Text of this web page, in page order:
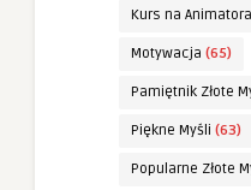
Kurs na Animatora
Motywacja (65)
Pamiętnik Złote
Piękne Myśli (63)
Popularne Złote